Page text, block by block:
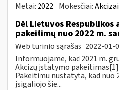
Metai: 2022 Mokesčiai:Akcizai
Dėl Lietuvos
pakeitimų nuo 2022 m.
Web turinio sąrašas 2022-01-
Informuojame, kad 2021 m.
Akcizų įstatymo
Pakeitimu nustatyta, kad nuo
įsigaliojo šie...